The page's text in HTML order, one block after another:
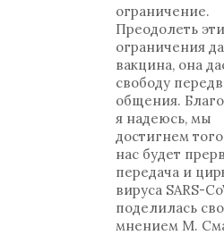
ограничение.
Преодолеть эти
ограничения
вакцина, она
свободу
общения.
я надеюсь, мы
достигнем
нас будет
передача и
вируса SARS-
поделилась
мнением М.